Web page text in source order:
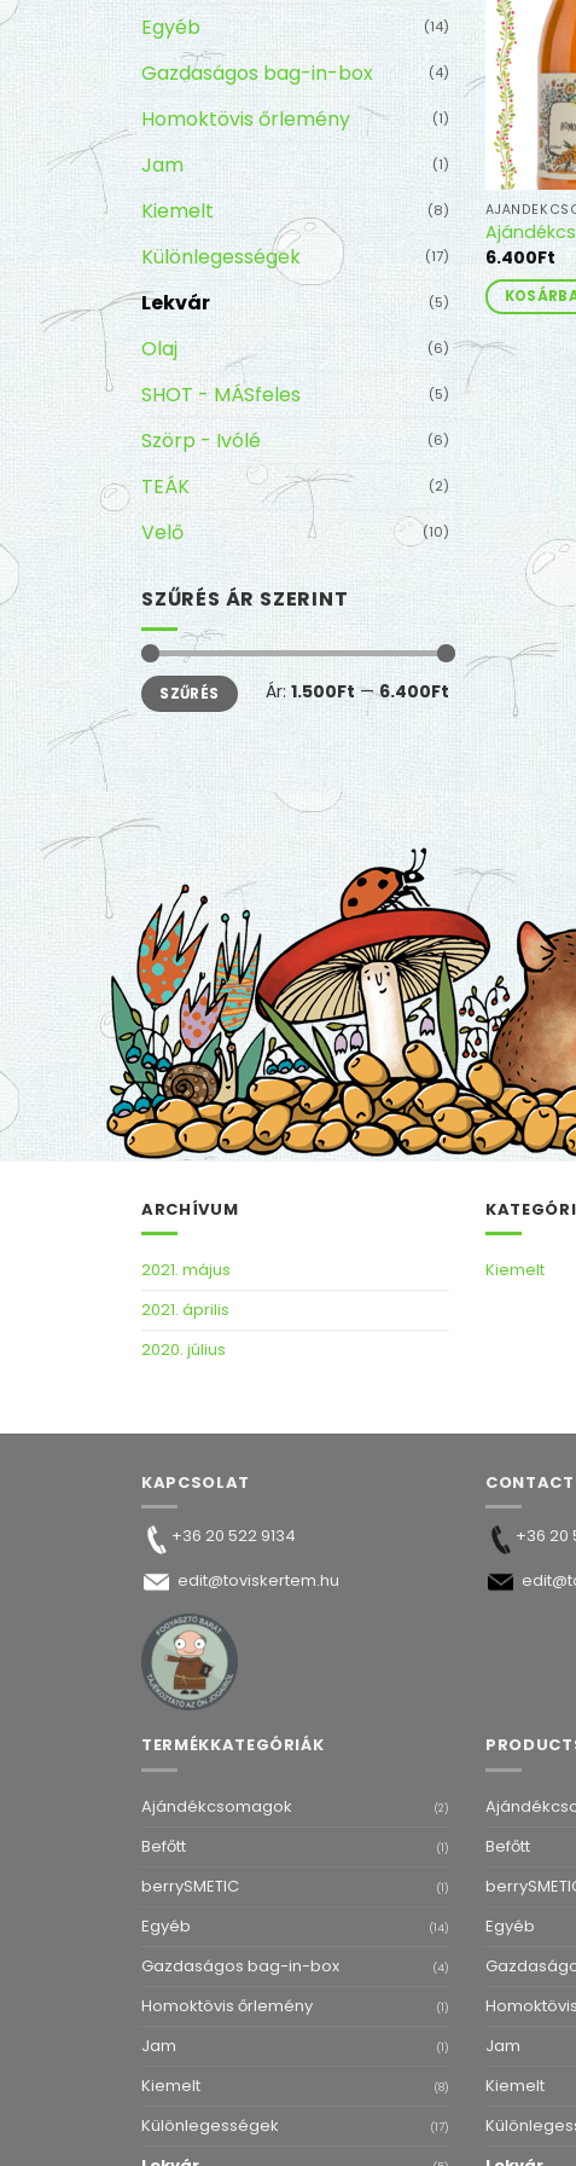
Egyéb (14)
Gazdaságos bag-in-box (4)
Homoktövis őrlemény (1)
Jam (1)
Kiemelt (8)
Különlegességek (17)
Lekvár (5)
Olaj (6)
SHOT - MÁSfeles (5)
Szörp - Ivólé (6)
TEÁK (2)
Velő (10)
SZŰRÉS ÁR SZERINT
Min
ár
Max
ár SZŰRÉS Ár: 1.500Ft —6.400Ft
ki
6.400Ft
ARCHÍVUM
2021. május
2021. április
2020. július
Kiemelt
KAPCSOLAT
+36 20 522 9134
edit@toviskertem.hu
CONTACT
+36 20
TERMÉKKATEGÓRIÁK
Ajándékcsomagok (2)
Befőtt (1)
berrySMETIC (1)
Egyéb (14)
Gazdaságos bag-in-box (4)
Homoktövis őrlemény (1)
Jam (1)
Kiemelt (8)
Különlegességek (17)
Befőtt
Egyéb
Jam
Kiemelt